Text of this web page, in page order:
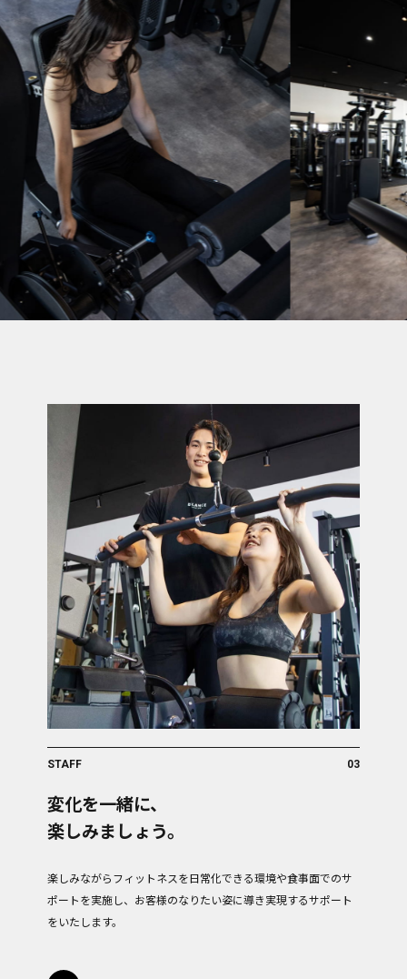
STAFF 03
変化を一緒に、
楽しみましょう。
楽しみながらフィットネスを日常化できる環境や食事面でのサ
ポートを実施し、お客様のなりたい姿に導き実現するサポート
をいたします。